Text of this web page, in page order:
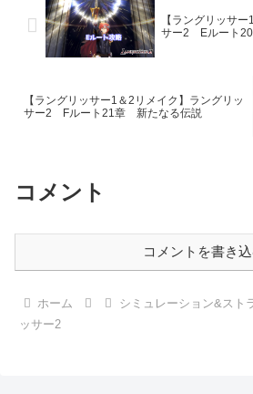
【ラングリッサ
サー2 Eルート
【ラングリッサー1＆2リメイク】ラングリッ
サー2 Fルート21章 新たなる伝説
コメント
コメントを書き
ホーム シミュレーション&スト
ッサー2